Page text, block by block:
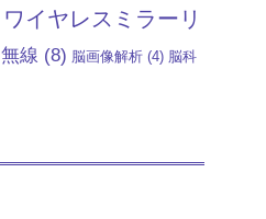
ワイヤレスミラーリ
無線 (8) 脳画像解析 (4) 脳科